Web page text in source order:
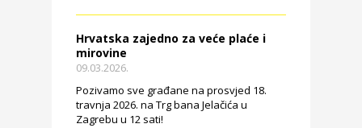
Hrvatska zajedno za veće plaće i
mirovine
09.03.2026.
Pozivamo sve građane na prosvjed 18.
travnja 2026. na Trg bana Jelačića u
Zagrebu u 12 sati!